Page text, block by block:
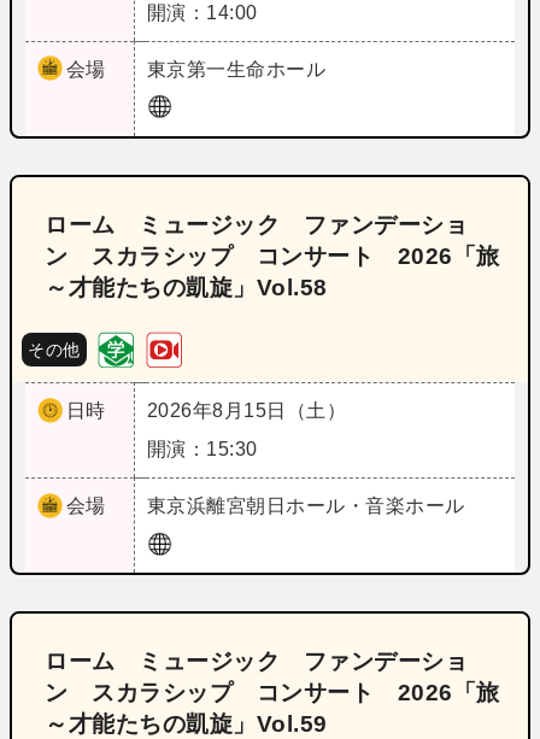
開演：14:00
会場 東京第一生命ホール
ローム ミュージック ファンデーショ
ン スカラシップ コンサート 2026「旅
～才能たちの凱旋」Vol.58
その他
日時
2026年8月15日（土）
開演：15:30
会場 東京浜離宮朝日ホール・音楽ホール
ローム ミュージック ファンデーショ
ン スカラシップ コンサート 2026「旅
～才能たちの凱旋」Vol.59